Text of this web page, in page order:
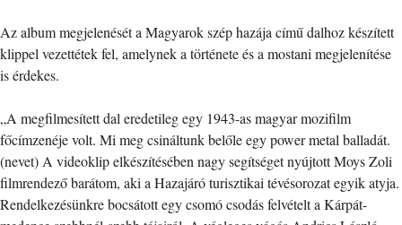
Az album megjelenését a Magyarok szép hazája című dalhoz készített
klippel vezettétek fel, amelynek a története és a mostani megjelenítése
is érdekes.
„A megfilmesített dal eredetileg egy 1943-as magyar mozifilm
főcímzenéje volt. Mi meg csináltunk belőle egy power metal balladát.
(nevet) A videoklip elkészítésében nagy segítséget nyújtott Moys Zoli
filmrendező barátom, aki a Hazajáró turisztikai tévésorozat egyik atyja.
Rendelkezésünkre bocsátott egy csomó csodás felvételt a Kárpát-